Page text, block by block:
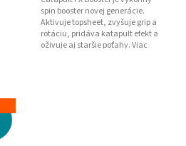
spin booster novej generácie.
Aktivuje topsheet, zvyšuje grip a
rotáciu, pridáva katapult efekt a
oživuje aj staršie poťahy. Viac